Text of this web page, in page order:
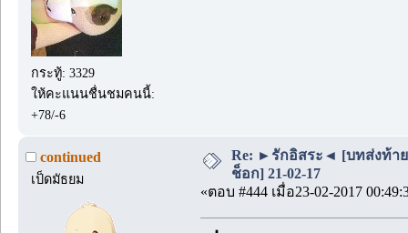
กระทู้: 3329
ให้คะแนนชื่นชมคนนี้:
+78/-6
continued
เป็ดมัธยม
Re: ►รักอิสระ◄ [บทส่งท้าย
ช็อก] 21-02-17
«ตอบ #444 เมื่อ23-02-2017